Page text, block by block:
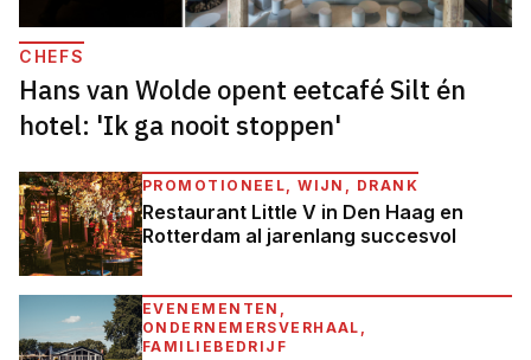
CHEFS
Hans van Wolde opent eetcafé Silt én
hotel: 'Ik ga nooit stoppen'
PROMOTIONEEL, WIJN, DRANK
Restaurant Little V in Den Haag en
Rotterdam al jarenlang succesvol
EVENEMENTEN,
ONDERNEMERSVERHAAL,
FAMILIEBEDRIJF